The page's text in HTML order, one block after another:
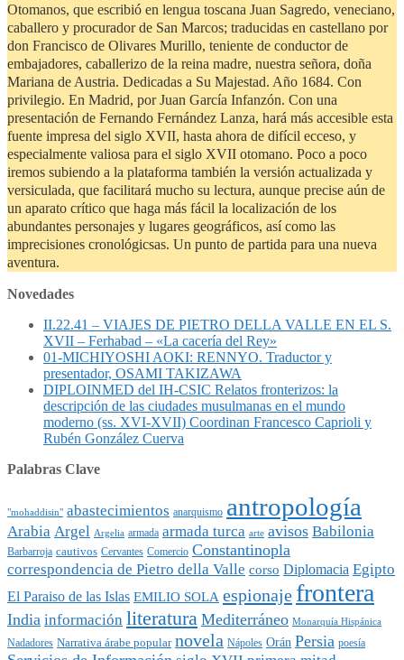
Otomanos, que escribió en lengua toscana Juan Sagredo, veneciano,
caballero y procurador de San Marcos; traducidas en castellano por
don Francisco de Olivares Murillo, teniente de conductor de
embajadores, caballerizo de la reina madre, nuestra señora, doña
Mariana de Austria. Dedicadas a Su Majestad. Año 1684. Con
privilegio. En Madrid, por Juan García Infanzón. Con una
presentación de Fernando Fernández Lanza, hará más accesible esta
fuente impresa del siglo XVII, hasta ahora de difícil ecceso, y
especialmente valiosa para el siglo XVII otomano. Poco a poco
iremos subiendo a la plataforma también la versión actualizada y
versiculada, que facilitará mucho su lectura, aunque precise aún de
un aparato crítico que haga más fácil la localización de los
abundantes personajes y lugares geográficos, así como las
imprecisiones cronológicsas. Un punto de partida para una nueva
aventura.
Novedades
II.22.41 – VIAJES DE PIETRO DELLA VALLE EN EL S.
XVII – Ferhabad – «La cacería del Rey»
01-MICHIYOSHI AOKI: RENNYO. Traductor y
presentador, OSAMI TAKIZAWA
DIPLOINMED del IH-CSIC Relatos fronterizos: la
descripción de las ciudades musulmanas en el mundo
moderno (ss. XVI-XVII) Coordinan Francesco Caprioli y
Rubén González Cuerva
Palabras Clave
"mohaddisin" abastecimientos anarquismo antropología
Arabia Argel Argelia armada armada turca arte avisos Babilonia
Barbarroja cautivos Cervantes Comercio Constantinopla
correspondencia de Pietro della Valle corso Diplomacia Egipto
El Paraiso de las Islas EMILIO SOLA espionaje frontera
India información literatura Mediterráneo Monarquía Hispánica
Nadadores Narrativa árabe popular novela Nápoles Orán Persia poesía